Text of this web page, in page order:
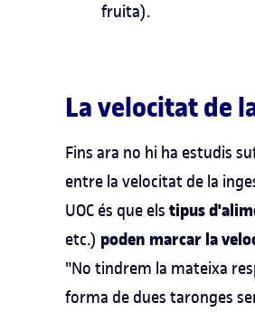
fruita).
La velocitat de
Fins ara no hi ha estudis
entre la velocitat de la
UOC és que els tipus
etc.) poden marcar la
"No tindrem la mateixa
forma de dues taronges